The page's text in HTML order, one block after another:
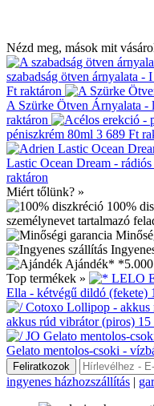
Nézd meg, mások mit
szabadság ötven árnyalata
Ft raktáron
A Szürke Ötven Árnyalata -
raktáron
péniszkrém 80ml 3 689 Ft
Lastic Ocean Dream -
raktáron
Miért tőlünk? »
100%
személynevet tartalmazó
Ajándék*
Top termékek »
Ella - kétvégű dildó (fekete)
akkus rúd vibrátor (piros) 15
Gelato mentolos-csoki -
ingyenes házhozszállítás |